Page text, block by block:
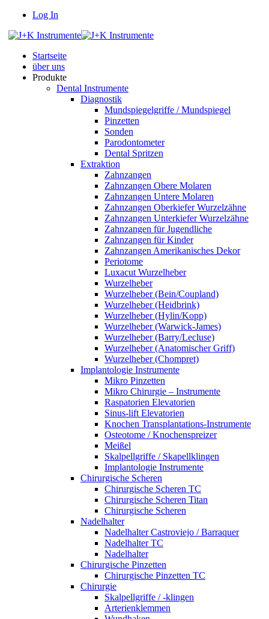
Log In
Startseite
über uns
Produkte
Dental Instrumente
Diagnostik
Mundspiegelgriffe / Mundspiegel
Pinzetten
Sonden
Parodontometer
Dental Spritzen
Extraktion
Zahnzangen
Zahnzangen Obere Molaren
Zahnzangen Untere Molaren
Zahnzangen Oberkiefer Wurzelzähne
Zahnzangen Unterkiefer Wurzelzähne
Zahnzangen für Jugendliche
Zahnzangen für Kinder
Zahnzangen Amerikanisches Dekor
Periotome
Luxacut Wurzelheber
Wurzelheber
Wurzelheber (Bein/Coupland)
Wurzelheber (Heidbrink)
Wurzelheber (Hylin/Kopp)
Wurzelheber (Warwick-James)
Wurzelheber (Barry/Lecluse)
Wurzelheber (Anatomischer Griff)
Wurzelheber (Chompret)
Implantologie Instrumente
Mikro Pinzetten
Mikro Chirurgie – Instrumente
Raspatorien Elevatorien
Sinus-lift Elevatorien
Knochen Transplantations-Instrumente
Osteotome / Knochenspreizer
Meißel
Skalpellgriffe / Skapellklingen
Implantologie Instrumente
Chirurgische Scheren
Chirurgische Scheren TC
Chirurgische Scheren Titan
Chirurgische Scheren
Nadelhalter
Nadelhalter Castroviejo / Barraquer
Nadelhalter TC
Nadelhalter
Chirurgische Pinzetten
Chirurgische Pinzetten TC
Chirurgie
Skalpellgriffe / -klingen
Arterienklemmen